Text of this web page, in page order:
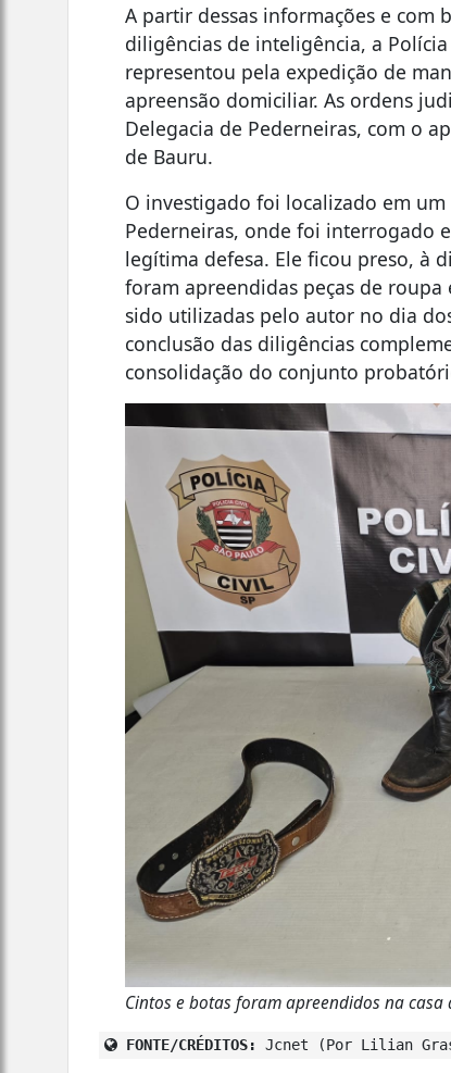
A partir dessas informações e com
diligências de inteligência, a
representou pela expedição de
apreensão domiciliar. As ordens
Delegacia de Pederneiras, com o
de Bauru.
O investigado foi localizado em
Pederneiras, onde foi interrogado
legítima defesa. Ele ficou preso, à
foram apreendidas peças de
sido utilizadas pelo autor no dia
conclusão das diligências
consolidação do conjunto
Cintos e botas foram apreendidos na
FONTE/CRÉDITOS: Jcnet (Por Lilian